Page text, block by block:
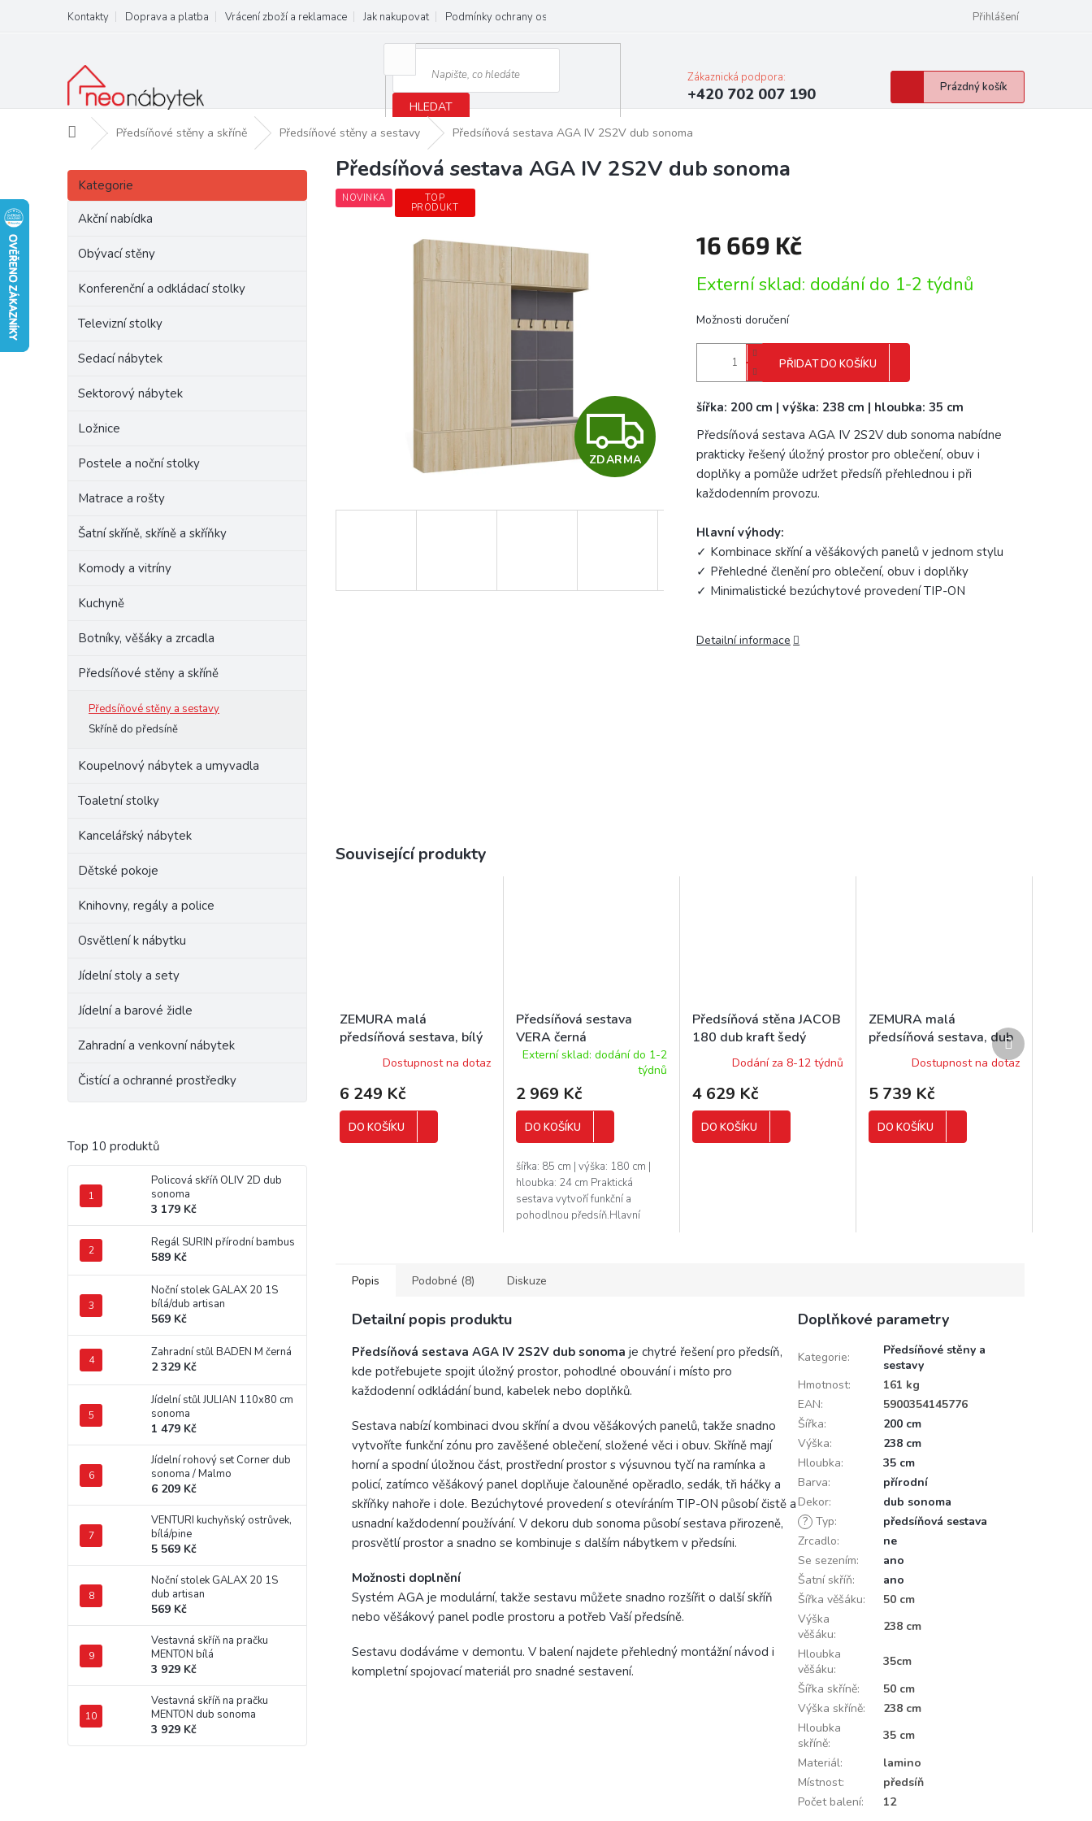
obsah
Kontakty Doprava a platba Vrácení zboží a reklamace Jak nakupovat Podmínky ochrany osobních údajů Přihlášení
HLEDAT
Zákaznická podpora:
+420 702 007 190
Nákupní
košík
Prázdný košík
Domů Předsíňové stěny a skříně Předsíňové stěny a sestavy Předsíňová sestava AGA IV 2S2V dub sonoma
P
s
Přeskočit
kategorie
Kategorie
Akční nabídka
Obývací stěny
Konferenční a odkládací stolky
Televizní stolky
Sedací nábytek
Sektorový nábytek
Ložnice
Postele a noční stolky
Matrace a rošty
Šatní skříně, skříně a skříňky
Komody a vitríny
Kuchyně
Botníky, věšáky a zrcadla
Předsíňové stěny a skříně
Předsíňové stěny a sestavy
Skříně do předsíně
Koupelnový nábytek a umyvadla
Toaletní stolky
Kancelářský nábytek
Dětské pokoje
Knihovny, regály a police
Osvětlení k nábytku
Jídelní stoly a sety
Jídelní a barové židle
Zahradní a venkovní nábytek
Čistící a ochranné prostředky
Top 10 produktů
Policová skříň OLIV 2D dub
sonoma
3 179 Kč
Regál SURIN přírodní bambus
589 Kč
Noční stolek GALAX 20 1S
bílá/dub artisan
569 Kč
Zahradní stůl BADEN M černá
2 329 Kč
Jídelní stůl JULIAN 110x80 cm
sonoma
1 479 Kč
Jídelní rohový set Corner dub
sonoma / Malmo
6 209 Kč
VENTURI kuchyňský ostrůvek,
bílá/pine
5 569 Kč
Noční stolek GALAX 20 1S
dub artisan
569 Kč
Vestavná skříň na pračku
MENTON bílá
3 929 Kč
Vestavná skříň na pračku
MENTON dub sonoma
3 929 Kč
Předsíňová sestava AGA IV 2S2V dub sonoma
NOVINKA
TOP
PRODUKT
Z
R
ZDARMA
16 669 Kč
cena:
Externí sklad: dodání do 1-2 týdnů
Možnosti doručení
PŘIDAT DO KOŠÍKU
šířka: 200 cm | výška: 238 cm | hloubka: 35 cm
Předsíňová sestava AGA IV 2S2V dub sonoma nabídne
prakticky řešený úložný prostor pro oblečení, obuv i
doplňky a pomůže udržet předsíň přehlednou i při
každodenním provozu.
Hlavní výhody:
✓ Kombinace skříní a věšákových panelů v jednom stylu
✓ Přehledné členění pro oblečení, obuv i doplňky
✓ Minimalistické bezúchytové provedení TIP-ON
Detailní informace
Související produkty
ZEMURA malá
předsíňová sestava, bílý
dub / černáDostupnost na dotaz
6 249 Kč
DO KOŠÍKU
Předsíňová sestava
VERA černá
Externí sklad: dodání do 1-2
týdnů
2 969 Kč
DO KOŠÍKU
šířka: 85 cm | výška: 180 cm |
hloubka: 24 cm Praktická
sestava vytvoří funkční a
pohodlnou předsíň.Hlavní
Předsíňová stěna JACOB
180 dub kraft šedý
Dodání za 8-12 týdnů
4 629 Kč
DO KOŠÍKU
ZEMURA malá
předsíňová sestava, dub
Artisan/antracit
Dostupnost na dotaz
5 739 Kč
DO KOŠÍKU
Další
produkt
Popis Podobné (8) Diskuze
Detailní popis produktu
Předsíňová sestava AGA IV 2S2V dub sonoma je chytré řešení pro předsíň,
kde potřebujete spojit úložný prostor, pohodlné obouvání i místo pro
každodenní odkládání bund, kabelek nebo doplňků.
Sestava nabízí kombinaci dvou skříní a dvou věšákových panelů, takže snadno
vytvoříte funkční zónu pro zavěšené oblečení, složené věci i obuv. Skříně mají
horní a spodní úložnou část, prostřední prostor s výsuvnou tyčí na ramínka a
policí, zatímco věšákový panel doplňuje čalouněné opěradlo, sedák, tři háčky a
skříňky nahoře i dole. Bezúchytové provedení s otevíráním TIP-ON působí čistě a
usnadní každodenní používání. V dekoru dub sonoma působí sestava přirozeně,
prosvětlí prostor a snadno se kombinuje s dalším nábytkem v předsíni.
Možnosti doplnění
Systém AGA je modulární, takže sestavu můžete snadno rozšířit o další skříň
nebo věšákový panel podle prostoru a potřeb Vaší předsíně.
Sestavu dodáváme v demontu. V balení najdete přehledný montážní návod i
kompletní spojovací materiál pro snadné sestavení.
Doplňkové parametry
Kategorie:
Předsíňové stěny a
sestavy
Hmotnost:
161 kg
EAN:
5900354145776
Šířka:
200 cm
Výška:
238 cm
Hloubka:
35 cm
Barva:
přírodní
Dekor:
dub sonoma
? Typ:
předsíňová sestava
Zrcadlo:
ne
Se sezením:
ano
Šatní skříň:
ano
Šířka věšáku:
50 cm
Výška
věšáku:
238 cm
Hloubka
věšáku:
35cm
Šířka skříně:
50 cm
Výška skříně:
238 cm
Hloubka
skříně:
35 cm
Materiál:
lamino
Místnost:
předsíň
Počet balení: 12